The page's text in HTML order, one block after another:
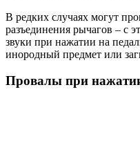
В редких случаях могут
разъединения рычагов – с
звуки при нажатии на
инородный предмет или
Провалы при